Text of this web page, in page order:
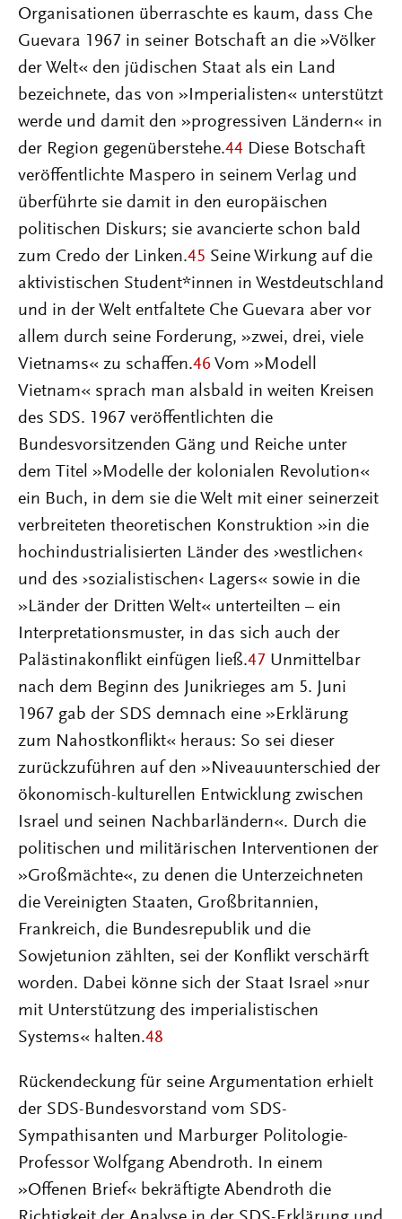
Organisationen überraschte es kaum, dass Che
Guevara 1967 in seiner Botschaft an die »Völker
der Welt« den jüdischen Staat als ein Land
bezeichnete, das von »Imperialisten« unterstützt
werde und damit den »progressiven Ländern« in
der Region gegenüberstehe.44 Diese Botschaft
veröffentlichte Maspero in seinem Verlag und
überführte sie damit in den europäischen
politischen Diskurs; sie avancierte schon bald
zum Credo der Linken.45 Seine Wirkung auf die
aktivistischen Student*in­nen in Westdeutschland
und in der Welt entfaltete Che Guevara aber vor
allem durch seine Forderung, »zwei, drei, viele
Vietnams« zu schaffen.46 Vom »Modell
Vietnam« sprach man alsbald in weiten Kreisen
des SDS. 1967 veröffentlichten die
Bundesvorsitzenden Gäng und Reiche unter
dem Titel »Modelle der kolonialen Revolution«
ein Buch, in dem sie die Welt mit einer seinerzeit
verbreiteten theoretischen Konstruktion »in die
hochindustrialisierten Länder des ›westlichen‹
und des ›sozialistischen‹ Lagers« sowie in die
»Länder der Dritten Welt« unterteilten – ein
Interpretationsmuster, in das sich auch der
Palästinakonflikt einfügen ließ.47 Unmittelbar
nach dem Beginn des Junikrieges am 5. Juni
1967 gab der SDS demnach eine »Erklärung
zum Nahostkonflikt« heraus: So sei dieser
zurückzuführen auf den »Niveauunterschied der
ökonomisch-kulturellen Entwicklung zwischen
Israel und seinen Nachbarländern«. Durch die
politischen und militärischen Interventionen der
»Großmächte«, zu denen die Unterzeichneten
die Vereinigten Staaten, Großbritannien,
Frankreich, die Bundesrepublik und die
Sowjetunion zählten, sei der Konflikt verschärft
worden. Dabei könne sich der Staat Israel »nur
mit Unterstützung des imperialistischen
Systems« halten.48
Rückendeckung für seine Argumentation erhielt
der SDS-Bundesvorstand vom SDS-
Sympathisanten und Marburger Politologie-
Professor Wolfgang Abendroth. In einem
»Offenen Brief« bekräftigte Abendroth die